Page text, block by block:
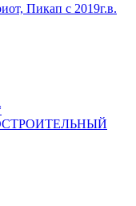
Пикап с 2019г.в.